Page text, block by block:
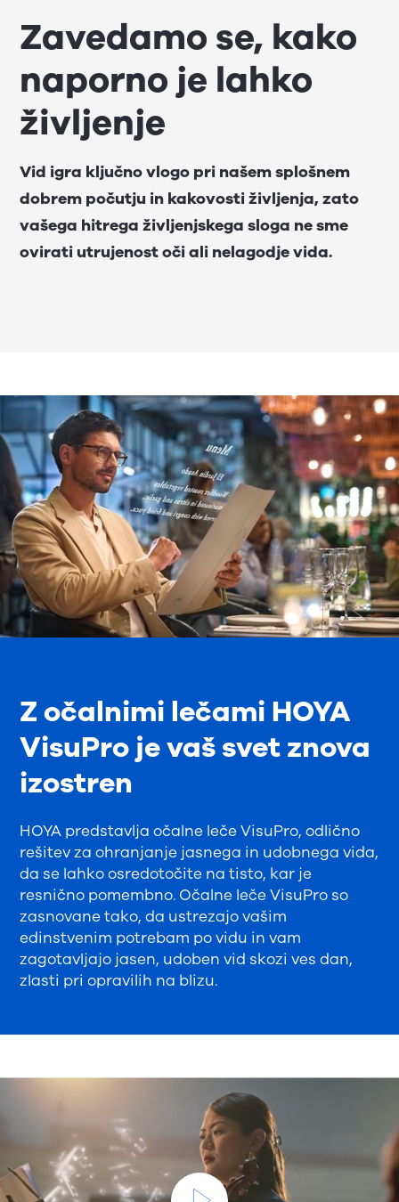
Zavedamo se, kako
naporno je lahko
življenje
Vid igra ključno vlogo pri našem splošnem
dobrem počutju in kakovosti življenja, zato
vašega hitrega življenjskega sloga ne sme
ovirati utrujenost oči ali nelagodje vida.
Z očalnimi lečami HOYA
VisuPro je vaš svet znova
izostren
HOYA predstavlja očalne leče VisuPro, odlično
rešitev za ohranjanje jasnega in udobnega vida,
da se lahko osredotočite na tisto, kar je
resnično pomembno. Očalne lečeVisuPro so
zasnovane tako, da ustrezajo vašim
edinstvenim potrebam po vidu in vam
zagotavljajo jasen, udoben vid skozi ves dan,
zlasti pri opravilih na blizu.